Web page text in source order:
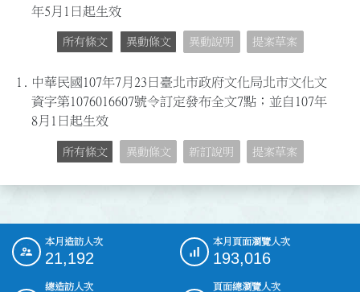
年5月1日起生效
所有條文 異動條文 異動說明 提案草案
1. 中華民國107年7月23日臺北市政府文化局北市文化文
資字第1076016607號令訂定發布全文7點；並自107年
8月1日起生效
所有條文 異動條文 新訂說明 提案草案
::: 本月造訪人次
21,192
本月頁面瀏覽人次
193,016
總造訪人次
頁面總瀏覽人次